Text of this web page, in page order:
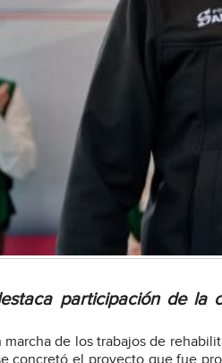
participación de la
marcha de los trabajos de